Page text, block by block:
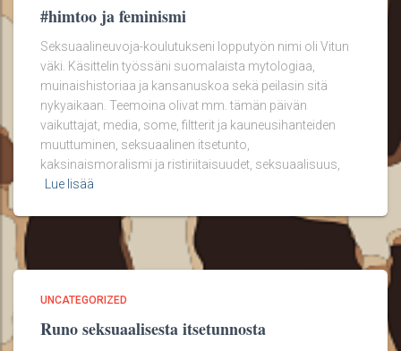
#himtoo ja feminismi
Seksuaalineuvoja-koulutukseni lopputyön nimi oli Vitun
väki. Käsittelin työssäni suomalaista mytologiaa,
muinaishistoriaa ja kansanuskoa sekä peilasin sitä
nykyaikaan. Teemoina olivat mm. tämän päivän
vaikuttajat, media, some, filtterit ja kauneusihanteiden
muuttuminen, seksuaalinen itsetunto,
kaksinaismoralismi ja ristiriitaisuudet, seksuaalisuus,
Lue lisää
UNCATEGORIZED
Runo seksuaalisesta itsetunnosta